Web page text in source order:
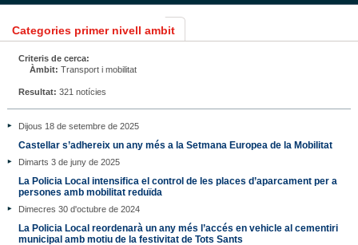
Categories primer nivell ambit
Criteris de cerca:
Àmbit: Transport i mobilitat
Resultat: 321 notícies
Dijous 18 de setembre de 2025
Castellar s’adhereix un any més a la Setmana Europea de la Mobilitat
Dimarts 3 de juny de 2025
La Policia Local intensifica el control de les places d’aparcament per a
persones amb mobilitat reduïda
Dimecres 30 d'octubre de 2024
La Policia Local reordenarà un any més l’accés en vehicle al cementiri
municipal amb motiu de la festivitat de Tots Sants